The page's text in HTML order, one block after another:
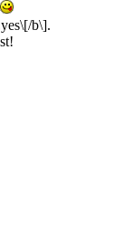
b\].